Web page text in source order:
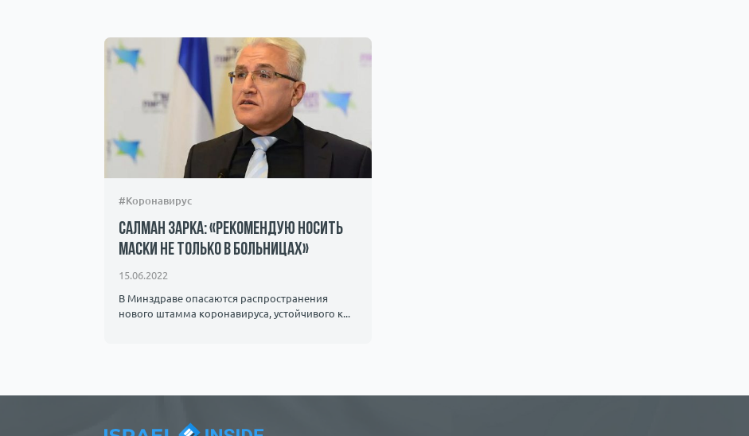
#Коронавирус
Салман Зарка: «Рекомендую носить
маски не только в больницах»
15.06.2022
В Минздраве опасаются распространения
нового штамма коронавируса, устойчивого к...